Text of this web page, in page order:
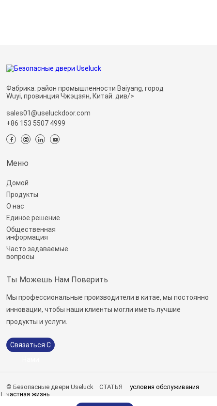
Фабрика: район промышленности Baiyang, город
Wuyi, провинция Чжэцзян, Китай. див/>
sales01@useluckdoor.com
+86 153 5507 4999
Меню
Домой
Продукты
О нас
Единое решение
Общественная
информация
Часто задаваемые
вопросы
Ты Можешь Нам Поверить
Мы профессиональные производители в китае, мы постоянно
инновации, чтобы наши клиенты могли иметь лучшие
продукты и услуги.
Связаться С
© Безопасные двери UseluckСТАТЬЯ
условия обслуживания
частная жизнь